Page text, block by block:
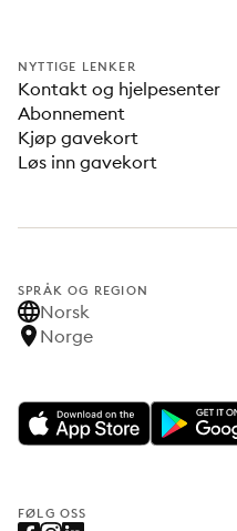
NYTTIGE LENKER
Kontakt og hjelpesenter
Abonnement
Kjøp gavekort
Løs inn gavekort
SPRÅK OG REGION
Norsk
Norge
FØLG OSS